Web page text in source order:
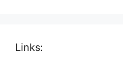
Links: